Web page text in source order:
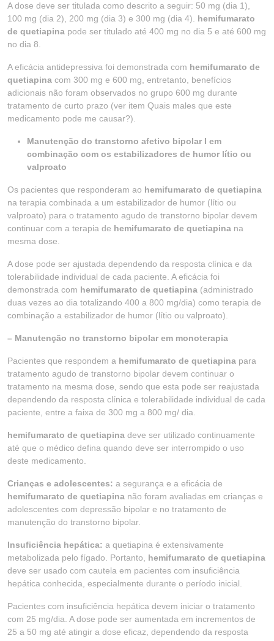
A dose deve ser titulada como descrito a seguir: 50 mg (dia 1),
100 mg (dia 2), 200 mg (dia 3) e 300 mg (dia 4). hemifumarato
de quetiapina pode ser titulado até 400 mg no dia 5 e até 600 mg
no dia 8.
A eficácia antidepressiva foi demonstrada com hemifumarato de
quetiapina com 300 mg e 600 mg, entretanto, benefícios
adicionais não foram observados no grupo 600 mg durante
tratamento de curto prazo (ver item Quais males que este
medicamento pode me causar?).
Manutenção do transtorno afetivo bipolar I em
combinação com os estabilizadores de humor lítio ou
valproato
Os pacientes que responderam ao hemifumarato de quetiapina
na terapia combinada a um estabilizador de humor (lítio ou
valproato) para o tratamento agudo de transtorno bipolar devem
continuar com a terapia de hemifumarato de quetiapina na
mesma dose.
A dose pode ser ajustada dependendo da resposta clínica e da
tolerabilidade individual de cada paciente. A eficácia foi
demonstrada com hemifumarato de quetiapina (administrado
duas vezes ao dia totalizando 400 a 800 mg/dia) como terapia de
combinação a estabilizador de humor (lítio ou valproato).
– Manutenção no transtorno bipolar em monoterapia
Pacientes que respondem a hemifumarato de quetiapina para
tratamento agudo de transtorno bipolar devem continuar o
tratamento na mesma dose, sendo que esta pode ser reajustada
dependendo da resposta clínica e tolerabilidade individual de cada
paciente, entre a faixa de 300 mg a 800 mg/ dia.
hemifumarato de quetiapina deve ser utilizado continuamente
até que o médico defina quando deve ser interrompido o uso
deste medicamento.
Crianças e adolescentes: a segurança e a eficácia de
hemifumarato de quetiapina não foram avaliadas em crianças e
adolescentes com depressão bipolar e no tratamento de
manutenção do transtorno bipolar.
Insuficiência hepática: a quetiapina é extensivamente
metabolizada pelo fígado. Portanto, hemifumarato de quetiapina
deve ser usado com cautela em pacientes com insuficiência
hepática conhecida, especialmente durante o período inicial.
Pacientes com insuficiência hepática devem iniciar o tratamento
com 25 mg/dia. A dose pode ser aumentada em incrementos de
25 a 50 mg até atingir a dose eficaz, dependendo da resposta